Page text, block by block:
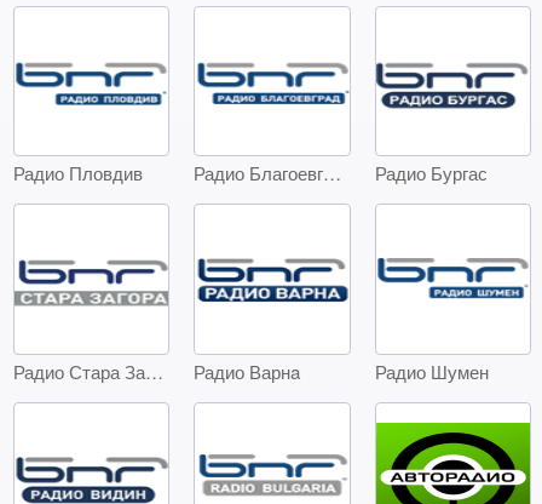
Радио Пловдив Радио Благоевград Радио Бургас
Радио Стара Загора Радио Варнa Радио Шумен